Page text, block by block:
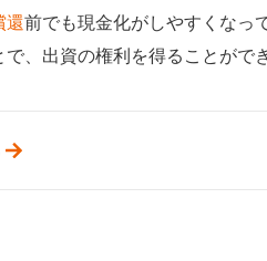
還前でも現金化がしやすくなっ
、出資の権利を得ることができ